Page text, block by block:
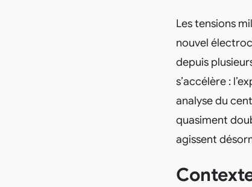
Les tensions
nouvel
depuis
s’accélère :
analyse du
quasiment
agissent